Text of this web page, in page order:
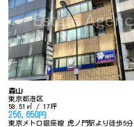
森山
東京都港区
58.51㎡ / 17坪
256,650円
東京メトロ銀座線 虎ノ門駅より徒歩5分